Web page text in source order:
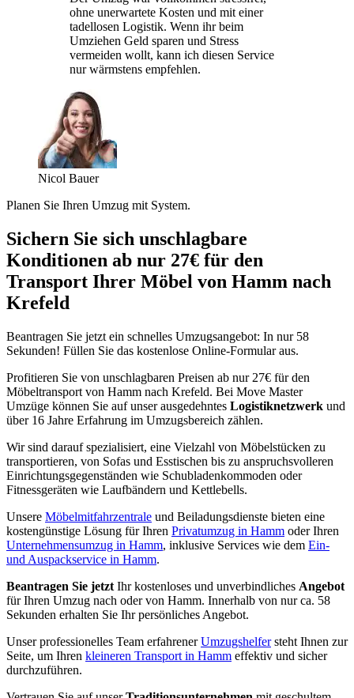
ohne unerwartete Kosten und mit einer
tadellosen Logistik. Wenn ihr beim
Umziehen Geld sparen und Stress
vermeiden wollt, kann ich diesen Service
nur wärmstens empfehlen.
Nicol Bauer
Planen Sie Ihren Umzug mit System.
Sichern Sie sich unschlagbare
Konditionen ab nur 27€ für den
Transport Ihrer Möbel von Hamm nach
Krefeld
Beantragen Sie jetzt ein schnelles Umzugsangebot: In nur 58
Sekunden! Füllen Sie das kostenlose Online-Formular aus.
Profitieren Sie von unschlagbaren Preisen ab nur 27€ für den
Möbeltransport von Hamm nach Krefeld. Bei Move Master
Umzüge können Sie auf unser ausgedehntes Logistiknetzwerk und
über 16 Jahre Erfahrung im Umzugsbereich zählen.
Wir sind darauf spezialisiert, eine Vielzahl von Möbelstücken zu
transportieren, von Sofas und Esstischen bis zu anspruchsvolleren
Einrichtungsgegenständen wie Schubladenkommoden oder
Fitnessgeräten wie Laufbändern und Kettlebells.
Unsere Möbelmitfahrzentrale und Beiladungsdienste bieten eine
kostengünstige Lösung für Ihren Privatumzug in Hamm oder Ihren
Unternehmensumzug in Hamm, inklusive Services wie dem Ein-
und Auspackservice in Hamm.
Beantragen Sie jetzt Ihr kostenloses und unverbindliches Angebot
für Ihren Umzug nach oder von Hamm. Innerhalb von nur ca. 58
Sekunden erhalten Sie Ihr persönliches Angebot.
Unser professionelles Team erfahrenerUmzugshelfersteht Ihnen zur
Seite, um Ihren kleineren Transport in Hamm effektiv und sicher
durchzuführen.